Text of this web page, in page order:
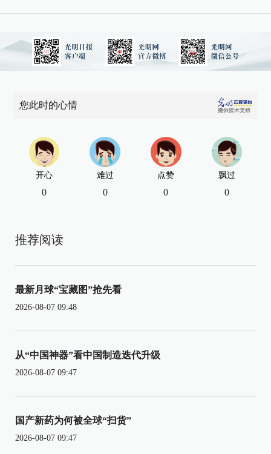
您此时的心情
开心
0
难过
0
点赞
0
飘过
0
推荐阅读
最新月球“宝藏图”抢先看
2026-08-07 09:48
从“中国神器”看中国制造迭代升级
2026-08-07 09:47
国产新药为何被全球“扫货”
2026-08-07 09:47